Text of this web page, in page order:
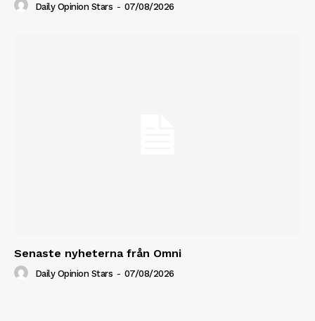
Daily Opinion Stars - 07/08/2026
Senaste nyheterna från Omni
Daily Opinion Stars - 07/08/2026